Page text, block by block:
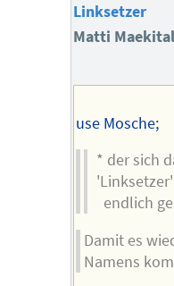
Linksetzer
Matti
use Mosche;
* der sich
'Linksetzer'
endlich
Damit es
Namens